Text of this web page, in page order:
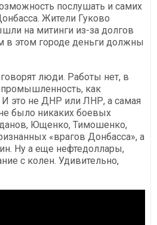
послушать и самих
Жители Гуково
на митинги из-за долгов
в этом городе деньги должны
люди. Работы нет, в
промышленность, как
это не ДНР или ЛНР, а самая
было никаких боевых
Ющенко, Тимошенко,
«врагов Донбасса», а
Ну а еще нефтедоллары,
с колен. Удивительно,